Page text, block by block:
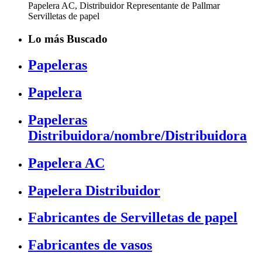
Papelera AC, Distribuidor Representante de Pallmar
Servilletas de papel
Lo más Buscado
Papeleras
Papelera
Papeleras
Distribuidora/nombre/Distribuidora
Papelera AC
Papelera Distribuidor
Fabricantes de Servilletas de papel
Fabricantes de vasos